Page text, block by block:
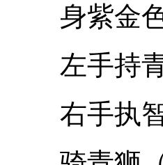
身紫金色
左手持青
右手执智